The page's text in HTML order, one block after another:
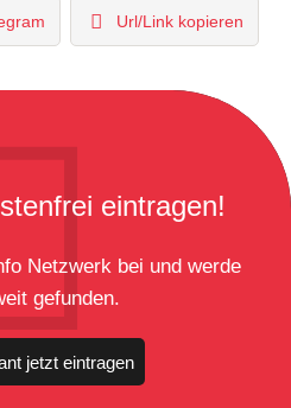
Url/Link kopieren
eintragen!
Netzwerk bei und werde
gefunden.
jetzt eintragen